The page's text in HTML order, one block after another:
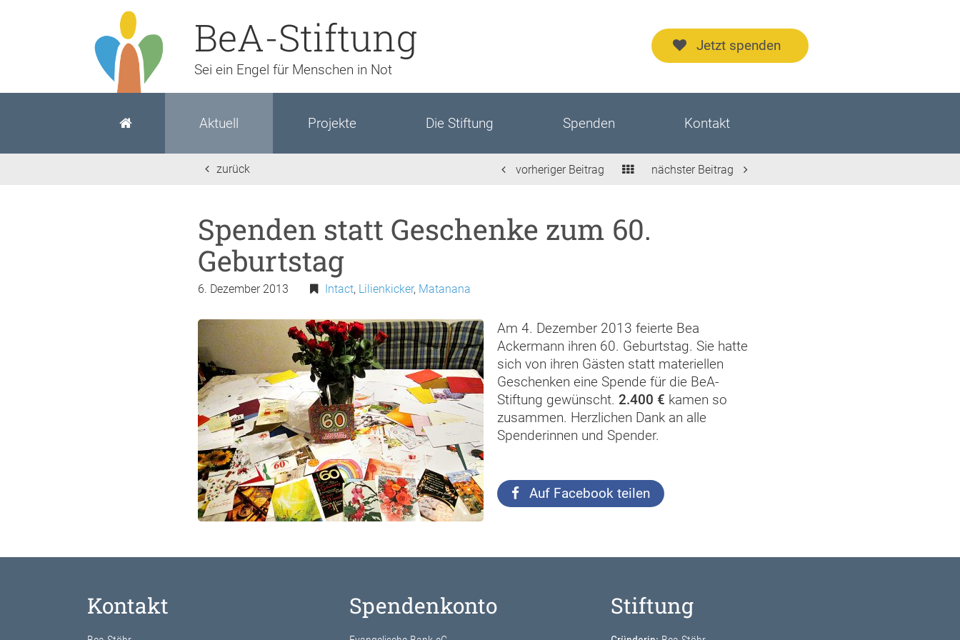
BeA-Stiftung
Sei ein Engel für Menschen in Not
Jetzt spenden
Aktuell Projekte Die Stiftung Spenden Kontakt
zurück vorheriger Beitrag nächster Beitrag
Spenden statt Geschenke zum 60.
Geburtstag
6. Dezember 2013 Intact, Lilienkicker, Matanana
Am 4. Dezember 2013 feierte Bea
Ackermann ihren 60. Geburtstag. Sie hatte
sich von ihren Gästen statt materiellen
Geschenken eine Spende für die BeA-
Stiftung gewünscht. 2.400 € kamen so
zusammen. Herzlichen Dank an alle
Spenderinnen und Spender.
Auf Facebook teilen
Kontakt Spendenkonto Stiftung